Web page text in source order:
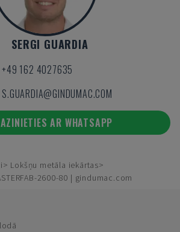
SERGI GUARDIA
+49 162 4027635
S.GUARDIA@GINDUMAC.COM
AR WHATSAPP
Lokšņu metāla iekārtas
2600-80 | gindumac.com